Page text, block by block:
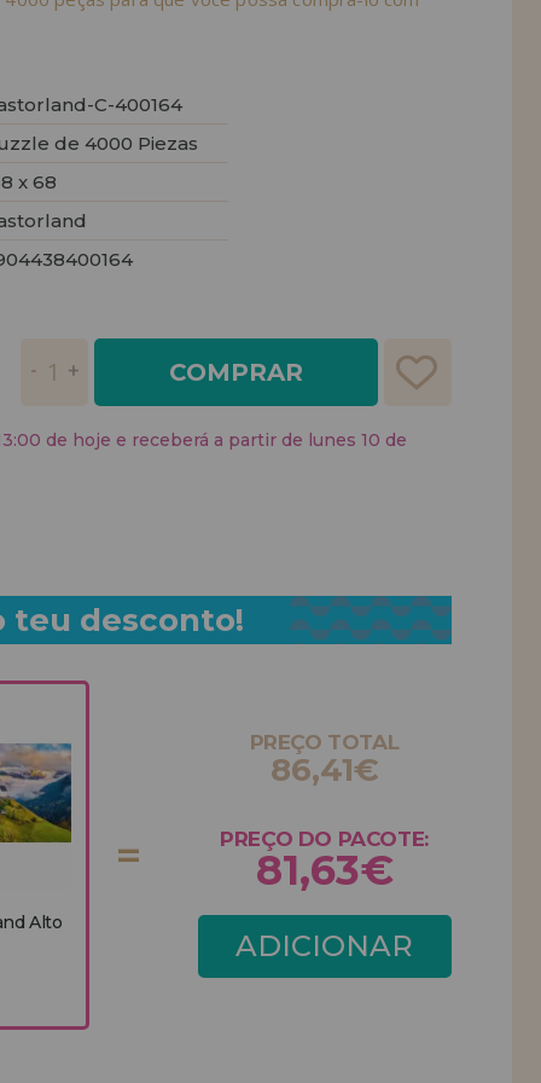
C-400164
de 4000 Piezas
x 68
COMPRAR
de hoje e receberá a partir de lunes 10 de
teu desconto!
Alto
PREÇO TOTAL
86,41€
PREÇO DO PACOTE:
81,63€
ADICIONAR